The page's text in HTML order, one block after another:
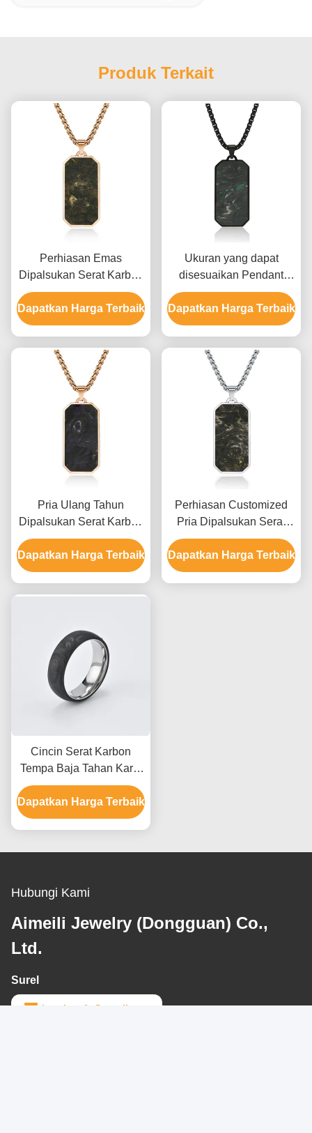
Produk Terkait
Perhiasan Emas
Dipalsukan Serat Karbon
Pendant Pria Link Rantai
Kalung Untuk Ulang
Tahun
Dapatkan Harga Terbaik
Ukuran yang dapat
disesuaikan Pendant
serat karbon palsu pria
dengan bahan kelas
aerospace dan pola
Dapatkan Harga Terbaik
Pria Ulang Tahun
Dipalsukan Serat Karbon
Pendant Emas dan
Choker Doa Hijau
Dapatkan Harga Terbaik
Perhiasan Customized
Pria Dipalsukan Serat
Karbon Pendant Kalung
Bergaya
Dapatkan Harga Terbaik
Cincin Serat Karbon
Tempa Baja Tahan Karat
Modern Untuk Pria Tahan
Air dengan layanan
Kustomisasi
Dapatkan Harga Terbaik
Hubungi Kami
Aimeili Jewelry (Dongguan) Co.,
Ltd.
Surel
jewelrymfy@gmail.com